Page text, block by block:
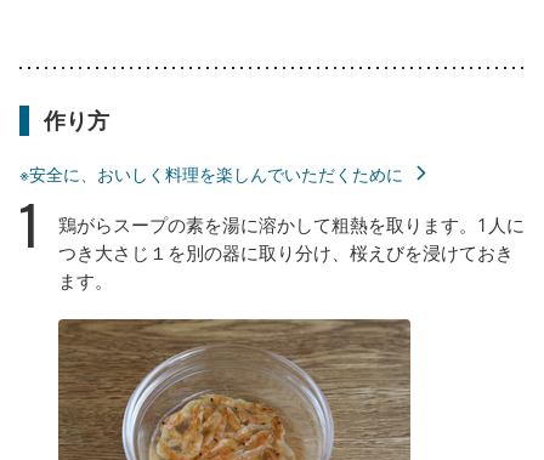
作り方
※安全に、おいしく料理を楽しんでいただくために
1
鶏がらスープの素を湯に溶かして粗熱を取ります。1人に
つき大さじ１を別の器に取り分け、桜えびを浸けておき
ます。